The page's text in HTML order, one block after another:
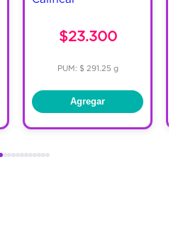
$23.300
PUM: $ 291.25 g
Agregar